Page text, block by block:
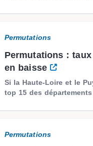
Permutations
Permutations :
en baisse
Si la Haute-Loire et le
top 15 des
Permutations